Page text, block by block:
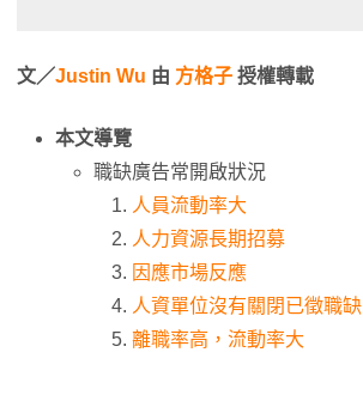
文／Justin Wu 由 方格子 授權轉載
本文導覽
職缺廣告常開啟狀況
人員流動率大
人力資源長期招募
因應市場反應
人資單位沒有關閉已徵職缺
離職率高，流動率大